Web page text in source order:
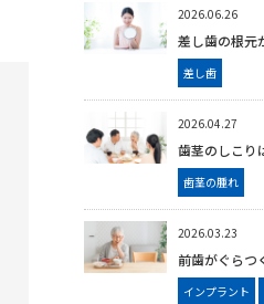
2026.06.26
差し歯
2026.04.27
歯茎の腫れ
2026.03.23
インプラント